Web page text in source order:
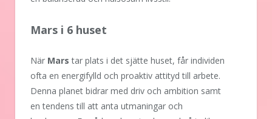
Mars i 6 huset
När Mars tar plats i det sjätte huset, får individen
ofta en energifylld och proaktiv attityd till arbete.
Denna planet bidrar med driv och ambition samt
en tendens till att anta utmaningar och